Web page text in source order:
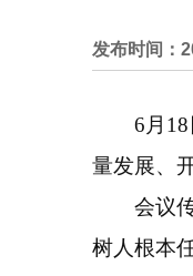
发布时间：
6月18日
量发展、
会议传
树人根本